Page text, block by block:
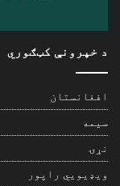
د خپرونې کټګوري
افغانستان
سیمه
نړۍ
ویډیويي راپور